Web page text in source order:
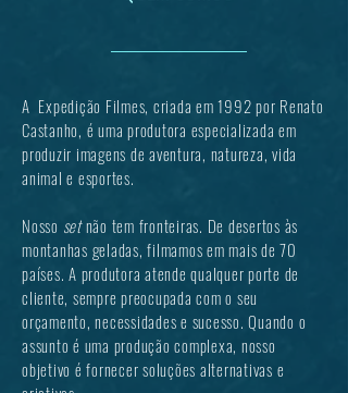
A Expedição Filmes, criada em 1992 por Renato
Castanho, é uma produtora especializada em
produzir imagens de aventura, natureza, vida
animal e esportes.
Nosso setnão tem fronteiras. De desertos às
montanhas geladas, filmamos em mais de 70
países. A produtora atende qualquer porte de
cliente, sempre preocupada com o seu
orçamento, necessidades e sucesso. Quando o
assunto é uma produção complexa, nosso
objetivo é fornecer soluções alternativas e